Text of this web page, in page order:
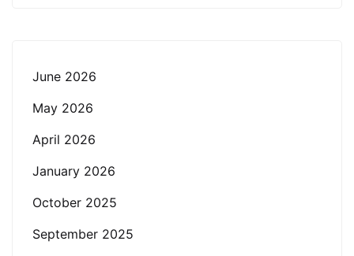
June 2026
May 2026
April 2026
January 2026
October 2025
September 2025